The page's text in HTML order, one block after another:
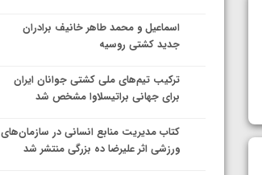
اسماعیل و محمد طاهر خانیف برادران
جدید کشتی روسیه
ترکیب تیم‌های ملی کشتی جوانان ایران
برای جهانی براتیسلاوا مشخص شد
کتاب مدیریت منابع انسانی در سازمان‌های
ورزشی اثر علیرضا ده بزرگی منتشر شد